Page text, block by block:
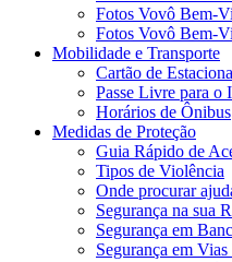
Fotos Vovô Bem-
Fotos Vovô Bem-
Mobilidade e Transporte
Cartão de
Passe Livre para o
Horários de Ônibus
Medidas de Proteção
Guia Rápido de
Tipos de Violência
Onde procurar
Segurança na sua
Segurança em
Segurança em